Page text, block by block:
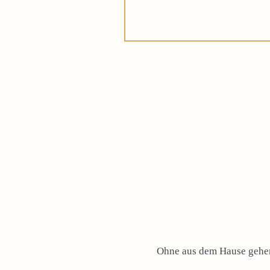
Ohne aus dem Hause